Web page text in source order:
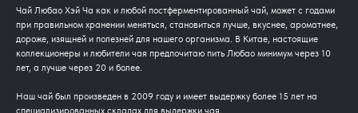
Чай Любао Хэй Ча как и любой постферментированный чай, может с годами
при правильном хранении меняться, становиться лучше, вкуснее, ароматнее,
дороже, изящней и полезней для нашего организма. В Китае, настоящие
коллекционеры и любители чая предпочитаю пить Любао минимум через 10
лет, а лучше через 20 и более.
Наш чай был произведен в 2009 году и имеет выдержку более 15 лет на